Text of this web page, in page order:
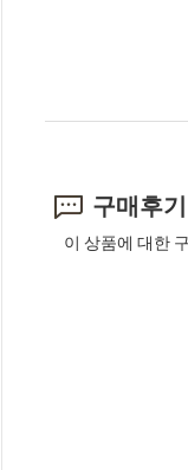
구매후기
이 상품에 대한